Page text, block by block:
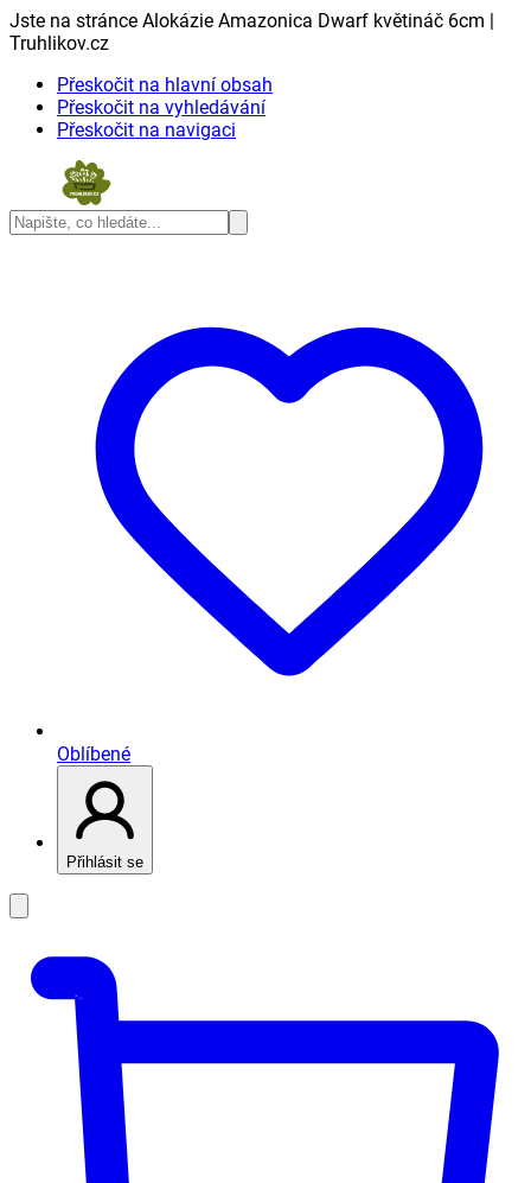
Jste na stránce Alokázie Amazonica Dwarf květináč 6cm |
Truhlikov.cz
Přeskočit na hlavní obsah
Přeskočit na vyhledávání
Přeskočit na navigaci
Oblíbené
Přihlásit se